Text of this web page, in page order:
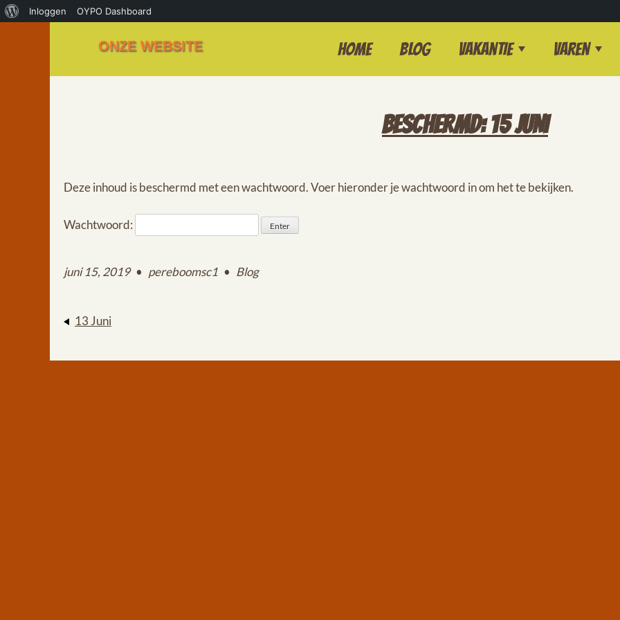
BESCHERMD: 15 JUNI
Deze inhoud is beschermd met een wachtwoord. Voer hieronder je wachtwoord in om het te bekijken.
Wachtwoord:
juni 15, 2019 • pereboomsc1 • Blog
13 Juni
ONZE WEBSITE Home Blog Vakantie Varen
Inloggen OYPO Dashboard